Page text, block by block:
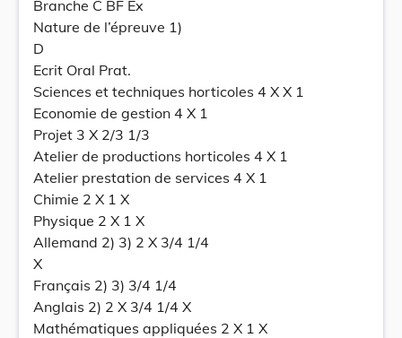
Branche C BF Ex
Nature de l’épreuve 1)
D
Ecrit Oral Prat.
Sciences et techniques horticoles 4 X X 1
Economie de gestion 4 X 1
Projet 3 X 2/3 1/3
Atelier de productions horticoles 4 X 1
Atelier prestation de services 4 X 1
Chimie 2 X 1 X
Physique 2 X 1 X
Allemand 2) 3) 2 X 3/4 1/4
X
Français 2) 3) 3/4 1/4
Anglais 2) 2 X 3/4 1/4 X
Mathématiques appliquées 2 X 1 X